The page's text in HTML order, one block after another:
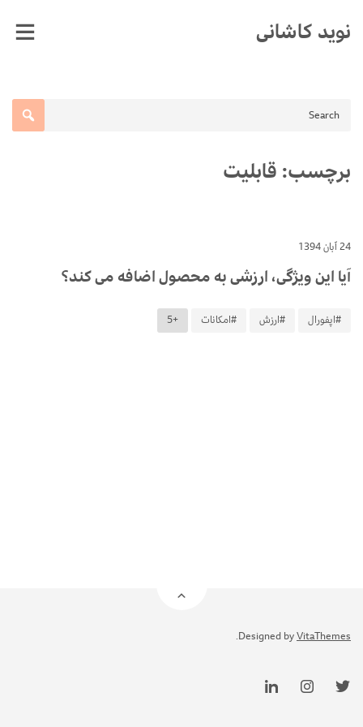
content
نوید کاشانی
برچسب: قابلیت
24 آبان 1394
آیا این ویژگی، ارزشی به محصول اضافه می کند؟
#اپفورال #ارزش #امکانات +5
Designed byVitaThemes
.